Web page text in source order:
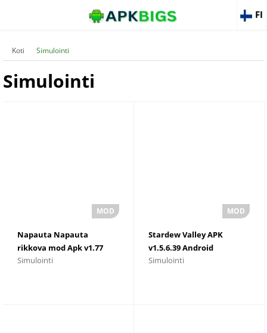
FI
Koti Simulointi
Simulointi
Napauta Napauta
rikkova mod Apk v1.77
Unlimited Coins
Simulointi
Stardew Valley APK
v1.5.6.39 Android
Simulointi